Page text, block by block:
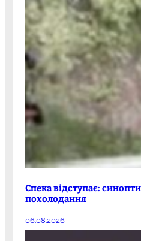
Спека відступає:
похолодання
06.08.2026